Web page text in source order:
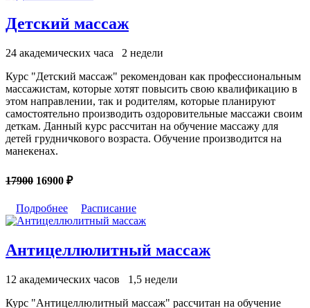
Детский массаж
24 академических часа
2 недели
Курс "Детский массаж" рекомендован как профессиональным
массажистам, которые хотят повысить свою квалификацию в
этом направлении, так и родителям, которые планируют
самостоятельно производить оздоровительные массажи своим
деткам. Данный курс рассчитан на обучение массажу для
детей грудничкового возраста. Обучение производится на
манекенах.
17900 16900 ₽
Подробнее Расписание
Антицеллюлитный массаж
12 академических часов
1,5 недели
Курс "Антицеллюлитный массаж" рассчитан на обучение